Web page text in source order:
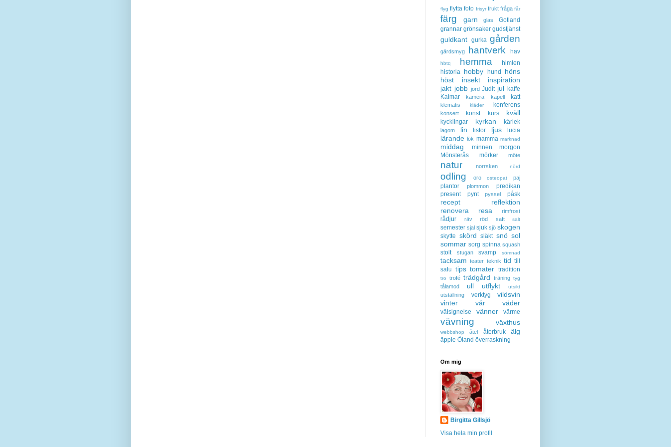
flyg flytta foto frisyr frukt fråga får
färg garn glas
Gotland
grannar grönsaker gudstjänst
guldkant gurka gården
gärdsmyg hantverk hav
hbtq hemma
himlen
historia hobby hund
höns
höst
insekt
inspiration
jakt jobb jord Judit jul kaffe
Kalmar
kamera kapell katt
klematis kläder konferens
konsert konst kurs kväll
kycklingar kyrkan kärlek
lagom lin listor ljus lucia
lärande lök mamma marknad
middag minnen
morgon
Mönsterås
mörker möte
natur norrsken nörd
odling oro osteopat paj
plantor plommon
predikan
present
pynt pyssel påsk
recept
reflektion
renovera
resa rimfrost
rådjur räv röd saft salt
semester sjal sjuk sjö skogen
skytte skörd släkt snö sol
sommar sorg spinna squash
stolt stugan svamp sömnad
tacksam teater teknik tid till
salu tips tomater tradition
tro trofé trädgård träning tyg
tålamod ull utflykt utsikt
utställning verktyg
vildsvin
vinter
vår väder
välsignelse vänner värme
vävning växthus
webbshop åtel återbruk älg
äpple Öland överraskning
Om mig
Birgitta Gillsjö
Visa hela min profil